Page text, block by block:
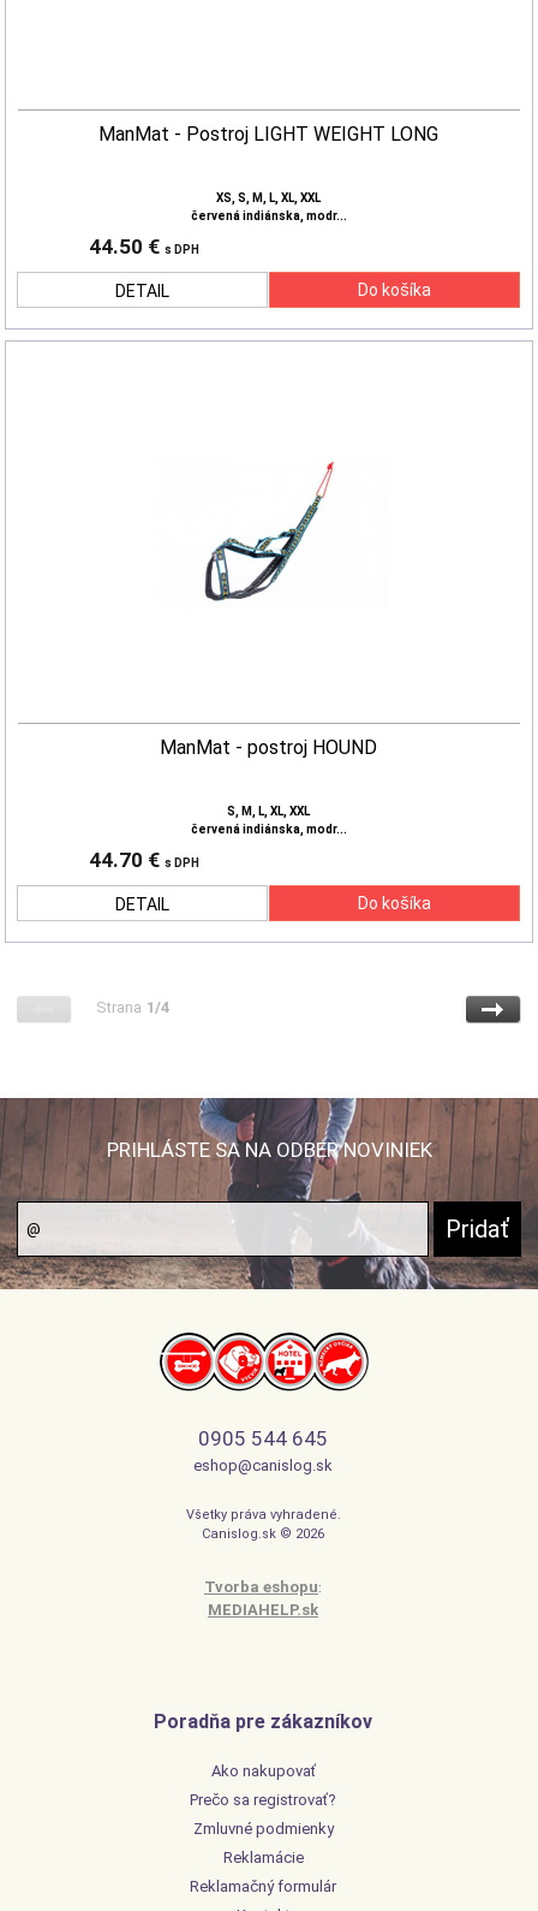
ManMat - Postroj LIGHT WEIGHT LONG
XS, S, M, L, XL, XXL
červená indiánska, modr...
44.50 € s DPH
DETAIL
ManMat - postroj HOUND
S, M, L, XL, XXL
červená indiánska, modr...
44.70 € s DPH
DETAIL
Strana 1/4
PRIHLÁSTE SA NA ODBER NOVINIEK
0905 544 645
eshop@canislog.sk
Všetky práva vyhradené.
Canislog.sk © 2026
Tvorba eshopu:
MEDIAHELP.sk
Poradňa pre zákazníkov
Ako nakupovať
Prečo sa registrovať?
Zmluvné podmienky
Reklamácie
Reklamačný formulár